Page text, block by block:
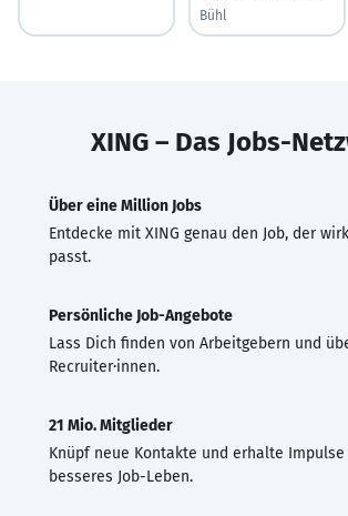
Bühl
XING – Das Jobs-
Über eine Million Jobs
Entdecke mit XING genau den Job, der
passt.
Persönliche Job-Angebote
Lass Dich finden von Arbeitgebern und
Recruiter·innen.
21 Mio. Mitglieder
Knüpf neue Kontakte und erhalte
besseres Job-Leben.